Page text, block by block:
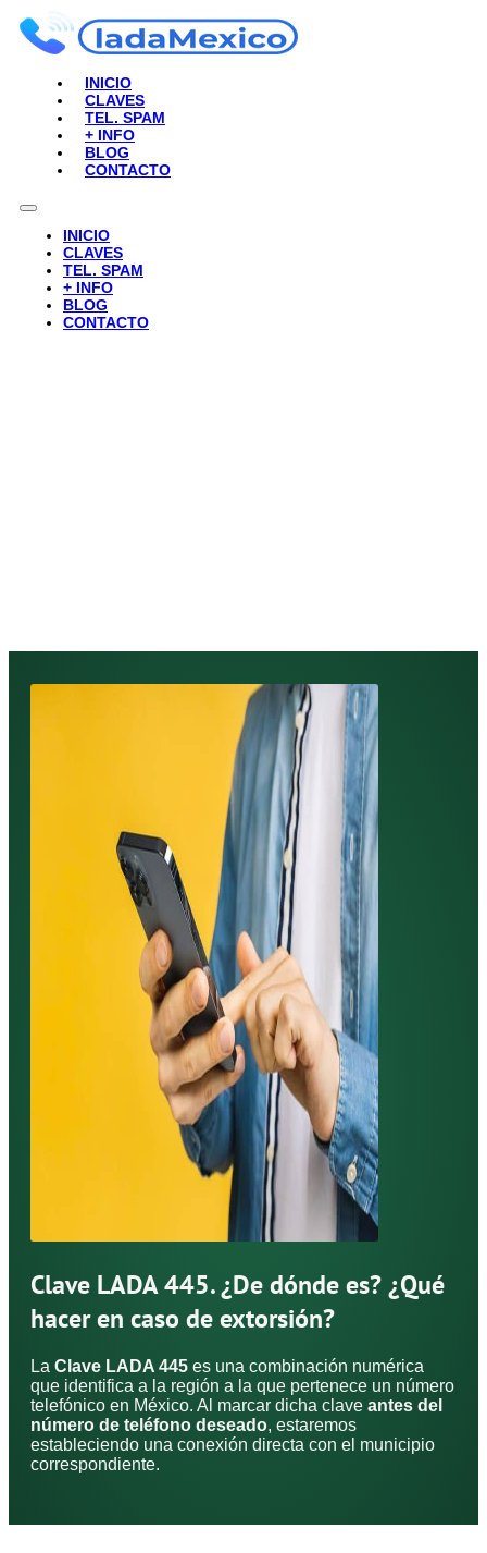
INICIO
CLAVES
TEL. SPAM
+ INFO
BLOG
CONTACTO
INICIO
CLAVES
TEL. SPAM
+ INFO
BLOG
CONTACTO
Clave LADA 445. ¿De dónde es? ¿Qué
hacer en caso de extorsión?
La Clave LADA 445 es una combinación numérica
que identifica a la región a la que pertenece un número
telefónico en México. Al marcar dicha clave antes del
número de teléfono deseado, estaremos
estableciendo una conexión directa con el municipio
correspondiente.